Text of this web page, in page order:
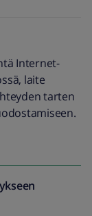
Internet-
laite
tarten